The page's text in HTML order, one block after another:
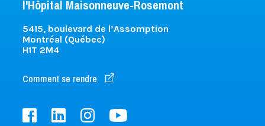
l'Hôpital Maisonneuve-Rosemont
5415, boulevard de l’Assomption
Montréal (Québec)
H1T 2M4
Comment se rendre